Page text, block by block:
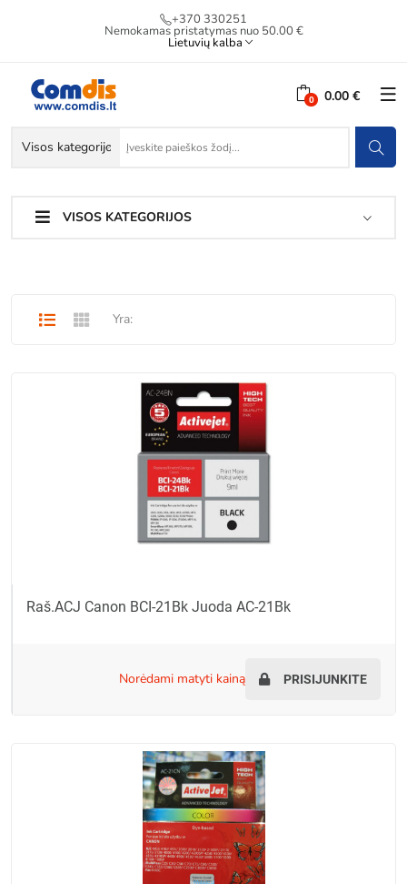
+370 330251
Nemokamas pristatymas nuo 50.00 €
Lietuvių kalba
0.00 €
VISOS KATEGORIJOS
Yra:
Raš.ACJ Canon BCI-21Bk Juoda AC-21Bk
norėdami matyti kainą PRISIJUNKITE